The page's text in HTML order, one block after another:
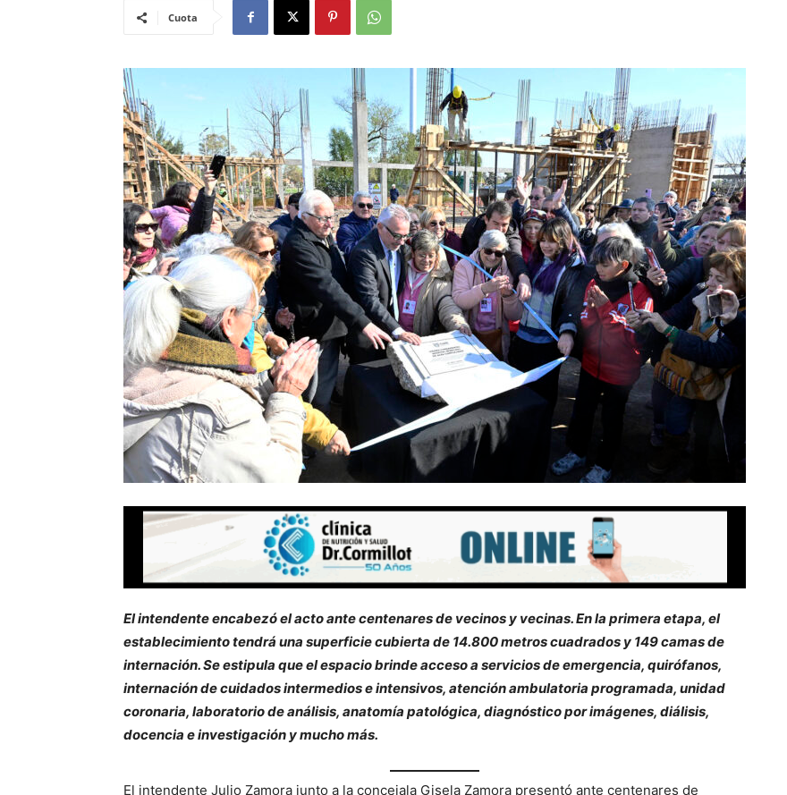
Cuota
El intendente encabezó el acto ante centenares de vecinos y vecinas. En la primera etapa, el
establecimiento tendrá una superficie cubierta de 14.800 metros cuadrados y 149 camas de
internación. Se estipula que el espacio brinde acceso a servicios de emergencia, quirófanos,
internación de cuidados intermedios e intensivos, atención ambulatoria programada, unidad
coronaria, laboratorio de análisis, anatomía patológica, diagnóstico por imágenes, diálisis,
docencia e investigación y mucho más.
El intendente Julio Zamora junto a la concejala Gisela Zamora presentó ante centenares de